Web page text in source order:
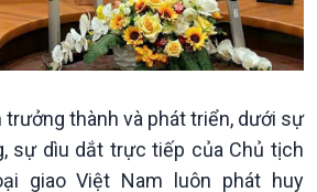
Nông nghiệp & Biển đảo
Tin Nông nghiệp & Biển
Mùa vàng
Biển đảo Việt Nam
Tâm tình biên giới và hải
thành và phát triển, dưới sự
sự dìu dắt trực tiếp của Chủ tịch
giao Việt Nam luôn phát huy